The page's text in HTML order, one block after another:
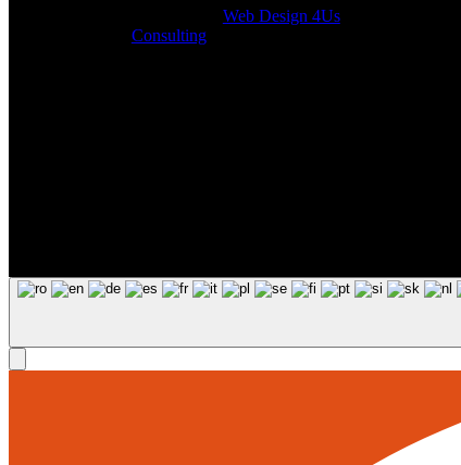
Web Design 4Us
Consulting|